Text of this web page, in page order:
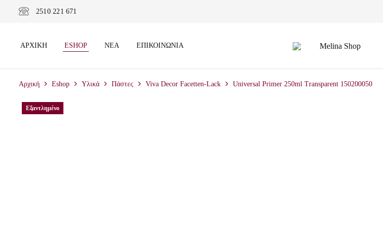
2510 221 671
ΑΡΧΙΚΉ ESHOP ΝΈΑ ΕΠΙΚΟΙΝΩΝΊΑ
Melina
Αρχική Eshop Υλικά Πάστες Viva Decor Facetten-Lack Universal Primer 250ml Transparent 150200050
Εξαντλημένο